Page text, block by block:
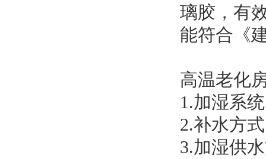
璃胶，有
能符合《
高温老化
1.加湿系
2.补水方
3.加湿供